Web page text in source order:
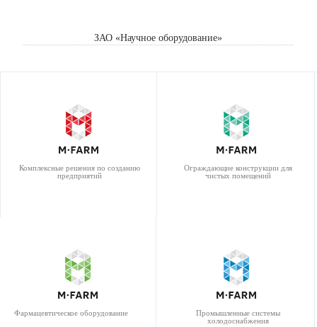
ЗАО «Научное оборудование»
Комплексные решения по созданию
предприятий
Ограждающие конструкции для
чистых помещений
Фармацевтическое оборудование
Промышленные системы
холодоснабжения